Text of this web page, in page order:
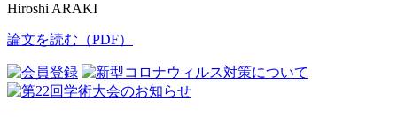
Hiroshi ARAKI
論文を読む（PDF）